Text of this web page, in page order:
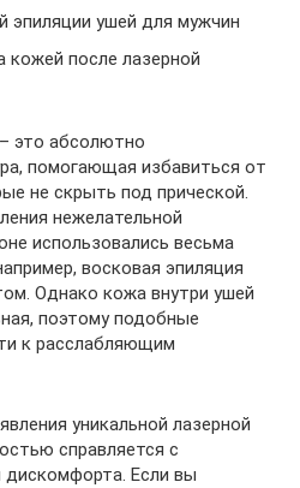
эпиляции ушей для мужчин
кожей после лазерной
это абсолютно
помогающая избавиться от
не скрыть под прической.
нежелательной
использовались весьма
восковая эпиляция
Однако кожа внутри ушей
поэтому подобные
к расслабляющим
уникальной лазерной
справляется с
дискомфорта. Если вы